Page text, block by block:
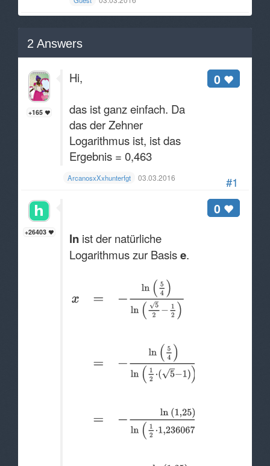
2 Answers
#1
+165
0
Hi,
das ist ganz einfach. Da
das der Zehner
Logarithmus ist, ist das
Ergebnis = 0,463
ArcanosxXxhunterfgt 03.03.2016
+26403
0
ln ist der natürliche
Logarithmus zur Basise.